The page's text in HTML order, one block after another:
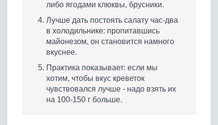
либо ягодами клюквы, брусники.
Лучше дать постоять салату час-два
в холодильнике: пропитавшись
майонезом, он становится намного
вкуснее.
Практика показывает: если мы
хотим, чтобы вкус креветок
чувствовался лучше - надо взять их
на 100-150 г больше.